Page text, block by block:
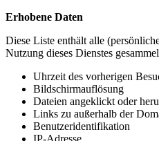
Erhobene Daten
Diese Liste enthält alle
Nutzung dieses Dienstes
Uhrzeit des vorherigen
Bildschirmauflösung
Dateien angeklickt oder
Links zu außerhalb der
Benutzeridentifikation
IP-Adresse